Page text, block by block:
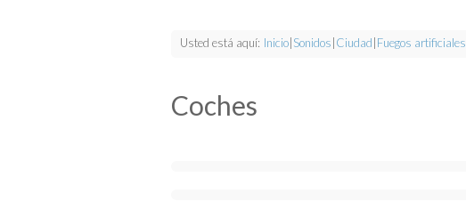
Usted está aquí: Inicio Sonidos Ciudad Fuegos artificiales
Coches